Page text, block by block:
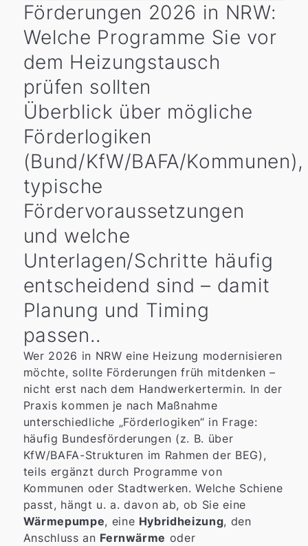
Förderungen 2026 in NRW:
Welche Programme Sie vor
dem Heizungstausch
prüfen sollten
Überblick über mögliche
Förderlogiken
(Bund/KfW/BAFA/Kommunen),
typische
Fördervoraussetzungen
und welche
Unterlagen/Schritte häufig
entscheidend sind – damit
Planung und Timing
passen..
Wer 2026 in NRW eine Heizung modernisieren
möchte, sollte Förderungen früh mitdenken –
nicht erst nach dem Handwerkertermin. In der
Praxis kommen je nach Maßnahme
unterschiedliche „Förderlogiken“ in Frage:
häufig Bundesförderungen (z. B. über
KfW/BAFA-Strukturen im Rahmen der BEG),
teils ergänzt durch Programme von
Kommunen oder Stadtwerken. Welche Schiene
passt, hängt u. a. davon ab, ob Sie eine
Wärmepumpe, eine Hybridheizung, den
Anschluss an Fernwärme oder